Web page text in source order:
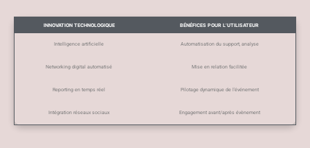
INNOVATION TECHNOLOGIQUE BÉNÉFICES POUR L’UTILISATEUR
Intelligence artificielle Automatisation du support, analyse
Networking digital automatisé Mise en relation facilitée
Reporting en temps réel Pilotage dynamique de l’événement
Intégration réseaux sociaux Engagement avant/après évènement